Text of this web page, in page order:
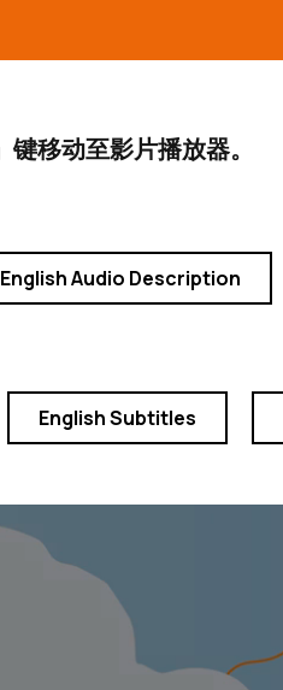
移动至影片播放器。
English Audio Description
English Subtitles